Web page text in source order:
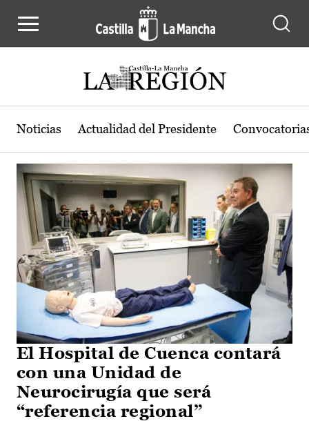
Actualidad de la región de Castilla-
Noticias Actualidad del Presidente
El Hospital de Cuenca contará
con una Unidad de
Neurocirugía que será
“referencia regional”